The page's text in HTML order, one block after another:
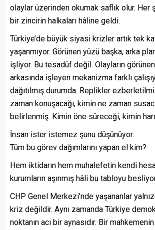
olaylar üzerinden okumak saflık olur. Her
bir zincirin halkaları hâline geldi.
Türkiye’de büyük siyasi krizler artık tek
yaşanmıyor. Görünen yüzü başka, arka
işliyor. Bu tesadüf değil. Olayların
arkasında işleyen mekanizma farklı
dağıtılmış durumda. Replikler
zaman konuşacağı, kimin ne zaman
belirlenmiş. Kimin öne süreceği, kimin
İnsan ister istemez şunu düşünüyor:
Tüm bu görev dağımlarını yapan el kim?
Hem iktidarın hem muhalefetin kendi
kurumların aşınmış hâli bu tabloyu
CHP Genel Merkezi’nde yaşananlar
kriz değildir. Aynı zamanda Türkiye
noktanın acı bir aynasıdır. Bir